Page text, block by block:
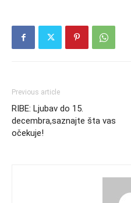
Previous article
RIBE: Ljubav do 15.
decembra,saznajte šta vas
očekuje!